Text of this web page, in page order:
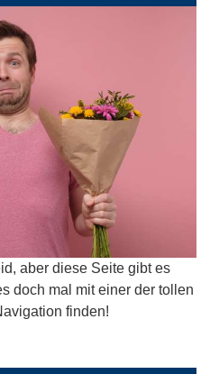
aber diese Seite gibt es
doch mal mit einer der tollen
finden!